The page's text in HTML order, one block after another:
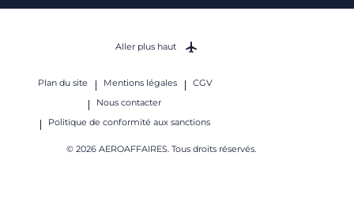
Plan du site Mentions légales
CGV
Nous contacter
Politique de conformité aux sanctions
© 2026 AEROAFFAIRES. Tous droits réservés.
Aller plus haut